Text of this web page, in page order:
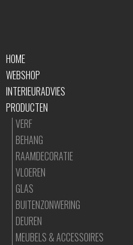
HOME
WEBSHOP
INTERIEURADVIES
PRODUCTEN
VERF
BEHANG
RAAMDECORATIE
VLOEREN
GLAS
BUITENZONWERING
DEUREN
MEUBELS & ACCESSOIRES